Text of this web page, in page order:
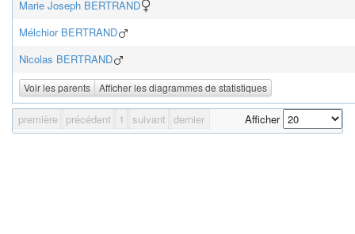
Voir les parents Afficher les diagrammes de statistiques
Marie Joseph BERTRAND
MélchiorBERTRAND
Nicolas BERTRAND
première précédent 1 suivant dernier Afficher